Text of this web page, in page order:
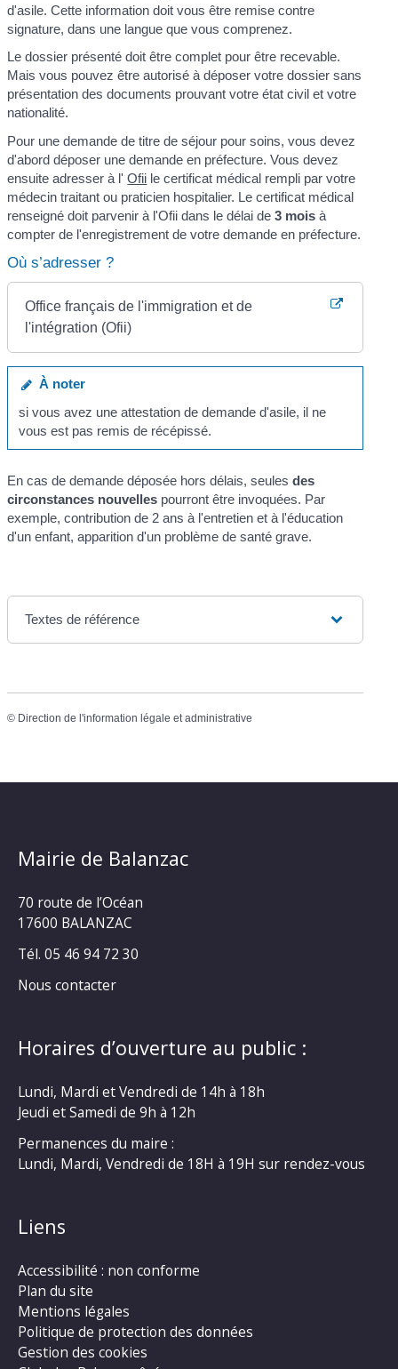
d'asile. Cette information doit vous être remise contre
signature, dans une langue que vous comprenez.
Le dossier présenté doit être complet pour être recevable.
Mais vous pouvez être autorisé à déposer votre dossier sans
présentation des documents prouvant votre état civil et votre
nationalité.
Pour une demande de titre de séjour pour soins, vous devez
d'abord déposer une demande en préfecture. Vous devez
ensuite adresser à l'Ofii le certificat médical rempli par votre
médecin traitant ou praticien hospitalier. Le certificat médical
renseigné doit parvenir à l'Ofii dans le délai de 3 mois à
compter de l'enregistrement de votre demande en préfecture.
Où s’adresser ?
Office français de l'immigration et de
l'intégration (Ofii)
À noter
si vous avez une attestation de demande d'asile, il ne
vous est pas remis de récépissé.
En cas de demande déposée hors délais, seulesdes
circonstances nouvelles pourront être invoquées. Par
exemple, contribution de 2 ans à l'entretien et à l'éducation
d'un enfant, apparition d'un problème de santé grave.
Textes de référence
© Direction de l'information légale et administrative
Mairie de Balanzac
70 route de l’Océan
17600 BALANZAC
Tél. 05 46 94 72 30
Nous contacter
Horaires d’ouverture au public :
Lundi, Mardi et Vendredi de 14h à 18h
Jeudi et Samedi de 9h à 12h
Permanences du maire :
Lundi, Mardi, Vendredi de 18H à 19H sur rendez-vous
Liens
Accessibilité : non conforme
Plan du site
Mentions légales
Politique de protection des données
Gestion des cookies